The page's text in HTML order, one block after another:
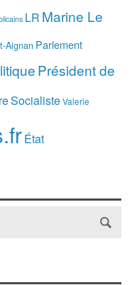
LR Marine Le
Aignan Parlement
Président de
SocialisteValerie
État